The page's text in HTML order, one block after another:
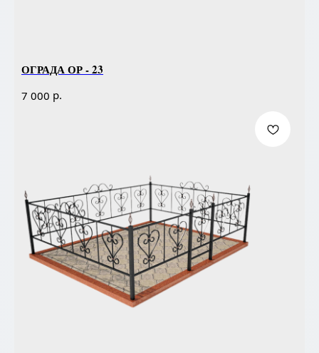
ОГРАДА ОР - 23
7 000 р.